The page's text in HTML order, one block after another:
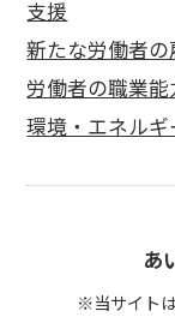
支援
新たな労働者の
労働者の職業
環境・エネルギ
あ
※当サイト